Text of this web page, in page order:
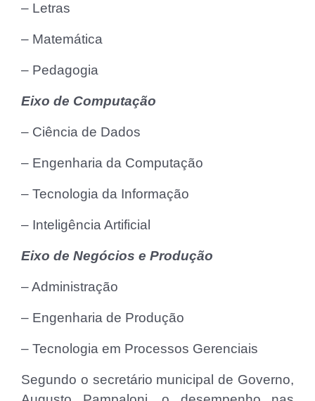
– Letras
– Matemática
– Pedagogia
Eixo de Computação
– Ciência de Dados
– Engenharia da Computação
– Tecnologia da Informação
– Inteligência Artificial
Eixo de Negócios e Produção
– Administração
– Engenharia de Produção
– Tecnologia em Processos Gerenciais
Segundo o secretário municipal de Governo,